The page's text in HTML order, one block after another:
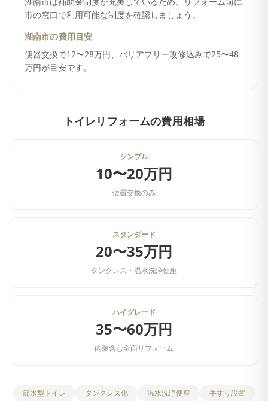
市の窓口で利用可能な制度を確認しましょう。
湖南市の費用目安
便器交換で12〜28万円、バリアフリー改修込みで25〜48
万円が目安です。
トイレリフォームの費用相場
シンプル
10〜20万円
便器交換のみ
スタンダード
20〜35万円
タンクレス・温水洗浄便座
ハイグレード
35〜60万円
内装含む全面リフォーム
節水型トイレ タンクレス化 温水洗浄便座
手すり設置